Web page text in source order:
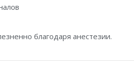
благодаря анестезии.